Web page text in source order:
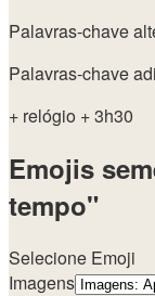
Palavras-chave
Palavras-chave
+ relógio + 3h30
Emojis
tempo"
Selecione Emoji
Imagens